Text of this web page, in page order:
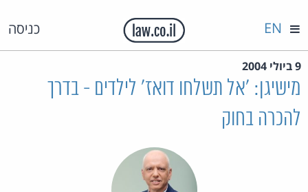
כניסה EN
9 ביולי 2004
מישיגן: 'אל תשלחו דואז' לילדים - בדרך
להכרה בחוק